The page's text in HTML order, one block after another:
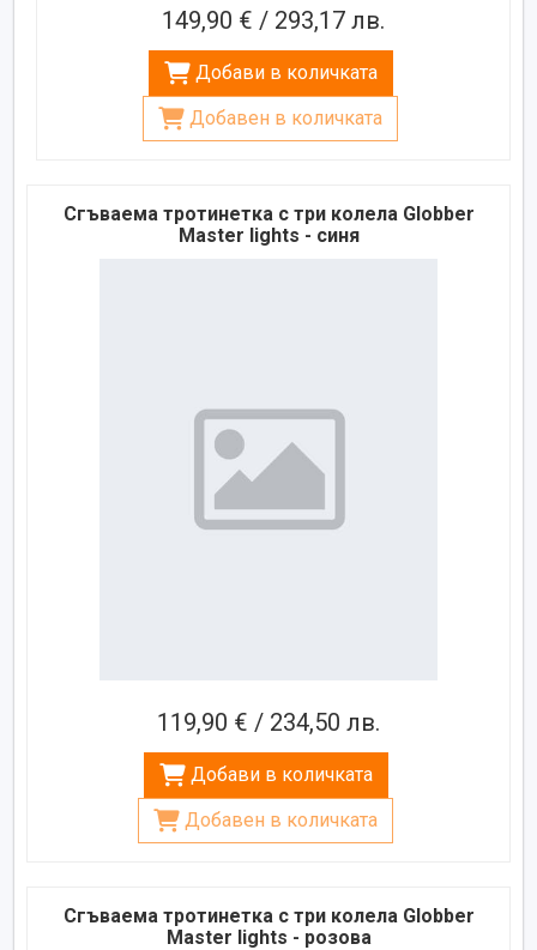
149,90 € / 293,17 лв.
Добави в количката
Добавен в количката
Сгъваема тротинетка с три колела Globber
Master lights - синя
119,90 € / 234,50 лв.
Добави в количката
Добавен в количката
Сгъваема тротинетка с три колела Globber
Master lights - розова